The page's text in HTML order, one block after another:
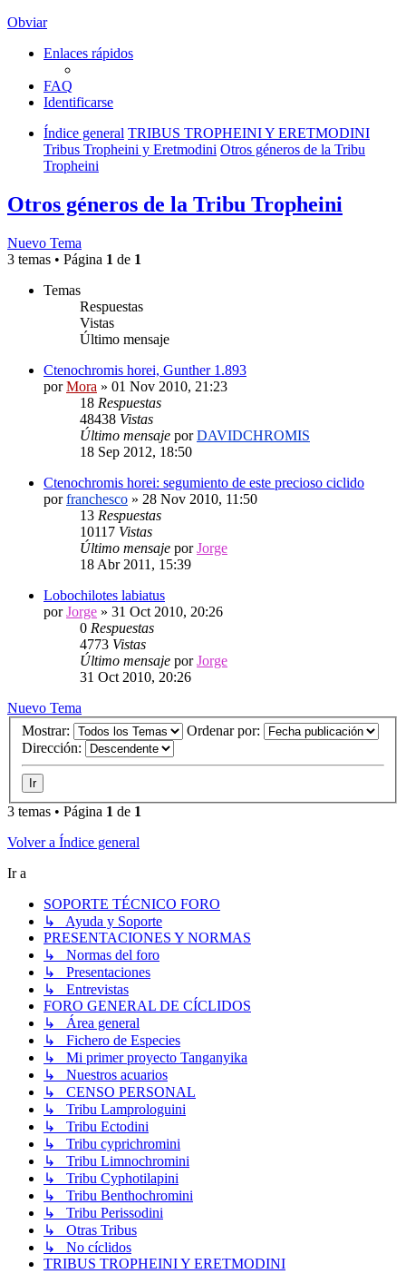
Obviar
Enlaces rápidos
FAQ
Identificarse
Índice general TRIBUS TROPHEINI Y ERETMODINI
Tribus Tropheini y Eretmodini Otros géneros de la Tribu
Tropheini
Otros géneros de la Tribu Tropheini
Nuevo Tema
3 temas • Página 1 de 1
Temas
Respuestas
Vistas
Último mensaje
Ctenochromis horei, Gunther 1.893
porMora » 01 Nov 2010, 21:23
18 Respuestas
48438 Vistas
Último mensaje porDAVIDCHROMIS
18 Sep 2012, 18:50
Ctenochromis horei: segumiento de este precioso ciclido
porfranchesco » 28 Nov 2010, 11:50
13 Respuestas
10117 Vistas
Último mensaje porJorge
18 Abr 2011, 15:39
Lobochilotes labiatus
porJorge » 31 Oct 2010, 20:26
0 Respuestas
4773 Vistas
Último mensaje porJorge
31 Oct 2010, 20:26
Nuevo Tema
Mostrar:
Ordenar por:
Dirección:
3 temas • Página 1 de 1
Volver a Índice general
Ir a
SOPORTE TÉCNICO FORO
↳ Ayuda y Soporte
PRESENTACIONES Y NORMAS
↳ Normas del foro
↳ Presentaciones
↳ Entrevistas
FORO GENERAL DE CÍCLIDOS
↳ Área general
↳ Fichero de Especies
↳ Mi primer proyecto Tanganyika
↳ Nuestros acuarios
↳ CENSO PERSONAL
↳ Tribu Lamprologuini
↳ Tribu Ectodini
↳ Tribu cyprichromini
↳ Tribu Limnochromini
↳ Tribu Cyphotilapini
↳ Tribu Benthochromini
↳ Tribu Perissodini
↳ Otras Tribus
↳ No cíclidos
TRIBUS TROPHEINI Y ERETMODINI